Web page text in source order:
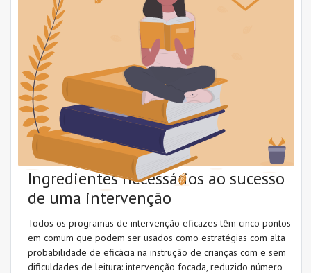
Leitura (decodificação)
Literacia emergente
Método fónico
Ortografia
Morfologia
Princípio alfabético
Promoção da leitura
Ingredientes necessários ao sucesso
de uma intervenção
Todos os programas de intervenção eficazes têm cinco pontos
em comum que podem ser usados como estratégias com alta
probabilidade de eficácia na instrução de crianças com e sem
dificuldades de leitura: intervenção focada, reduzido número